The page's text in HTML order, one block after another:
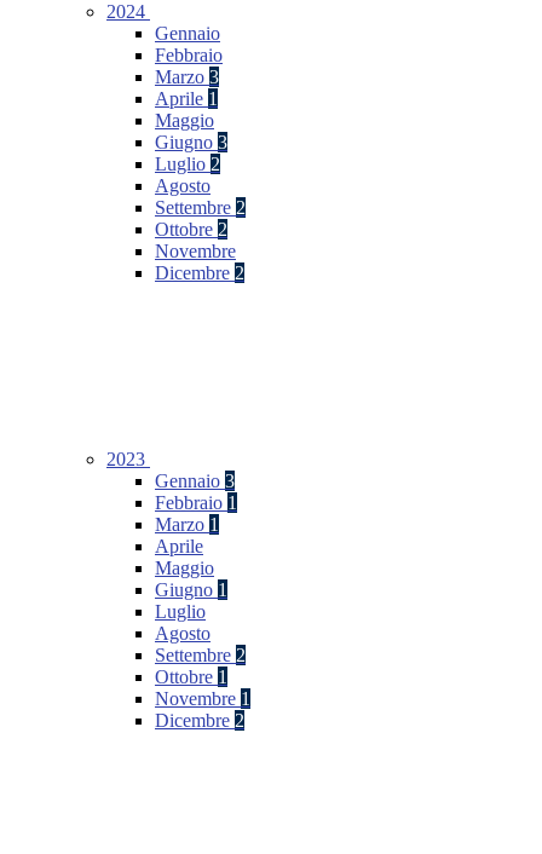
2024
Gennaio
Febbraio
Marzo 3
Aprile 1
Maggio
Giugno 3
Luglio 2
Agosto
Settembre 2
Ottobre 2
Novembre
Dicembre 2
2023
Gennaio 3
Febbraio 1
Marzo 1
Aprile
Maggio
Giugno 1
Luglio
Agosto
Settembre 2
Ottobre 1
Novembre 1
Dicembre 2